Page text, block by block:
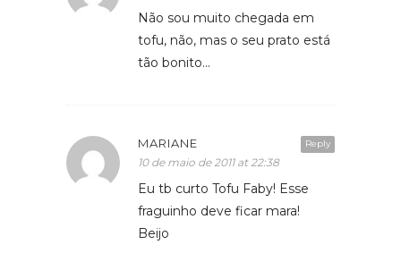
Não sou muito chegada em
tofu, não, mas o seu prato está
tão bonito…
Reply
MARIANE
10 de maio de 2011 at 22:38
Eu tb curto Tofu Faby! Esse
fraguinho deve ficar mara!
Beijo